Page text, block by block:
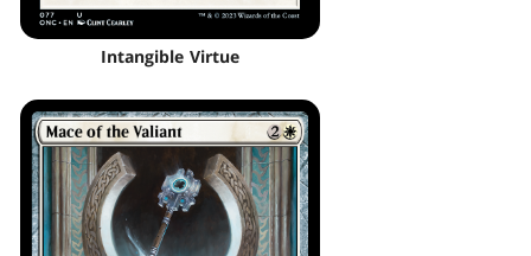
Intangible Virtue